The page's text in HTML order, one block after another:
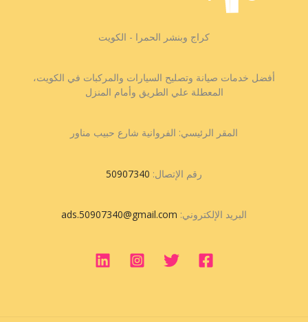
كراج وبنشر الحمرا - الكويت
أفضل خدمات صيانة وتصليح السيارات والمركبات في الكويت،
المعطلة علي الطريق وأمام المنزل
المقر الرئيسي: الفروانية شارع حبيب مناور
رقم الإتصال: 50907340
البريد الإلكتروني: ads.50907340@gmail.com